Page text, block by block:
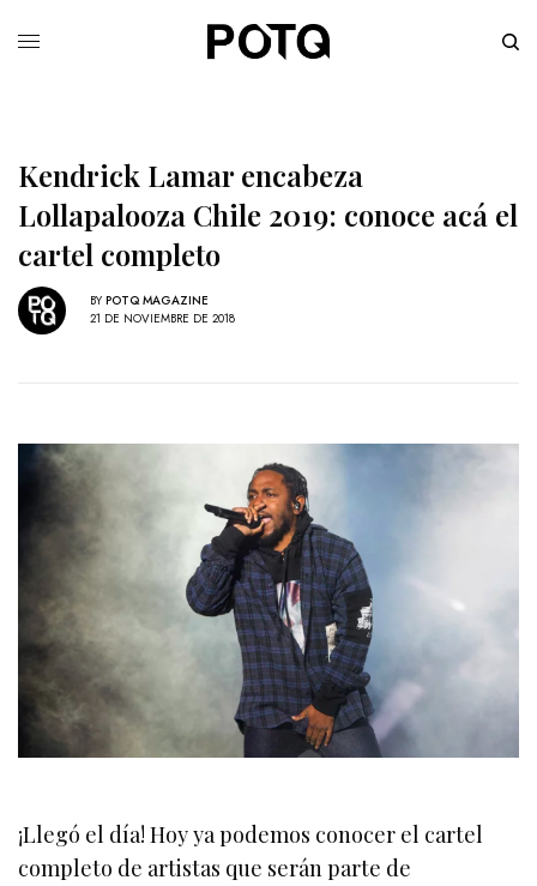
Kendrick Lamar encabeza
Lollapalooza Chile 2019: conoce acá el
cartel completo
BY POTQ MAGAZINE
21 DE NOVIEMBRE DE 2018
¡Llegó el día! Hoy ya podemos conocer el cartel
completo de artistas que serán parte de